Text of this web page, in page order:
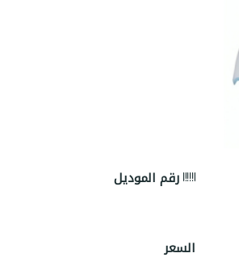
رقم الموديل
السعر